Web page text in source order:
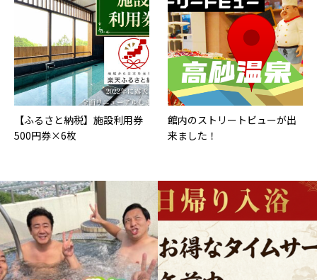
【ふるさと納税】施設利用券
500円券×6枚
館内のストリートビューが出
来ました！